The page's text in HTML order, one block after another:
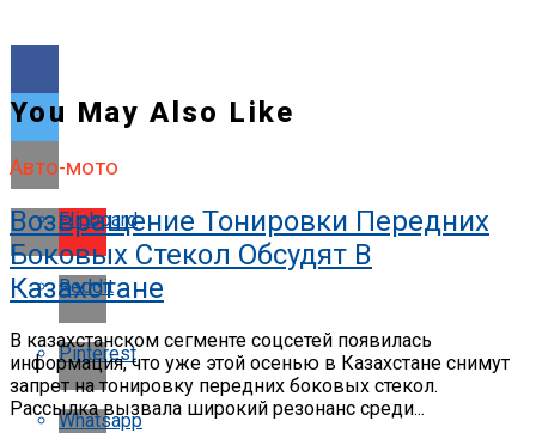
Flipboard
Reddit
Pinterest
Whatsapp
You May Also Like
Авто-мото
Возвращение Тонировки Передних
Боковых Стекол Обсудят В
Казахстане
В казахстанском сегменте соцсетей появилась
информация, что уже этой осенью в Казахстане снимут
запрет на тонировку передних боковых стекол.
Рассылка вызвала широкий резонанс среди...